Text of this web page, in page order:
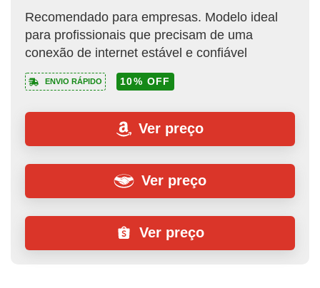
Recomendado para empresas. Modelo ideal
para profissionais que precisam de uma
conexão de internet estável e confiável
ENVIO RÁPIDO 10% OFF
Ver preço
Ver preço
Ver preço